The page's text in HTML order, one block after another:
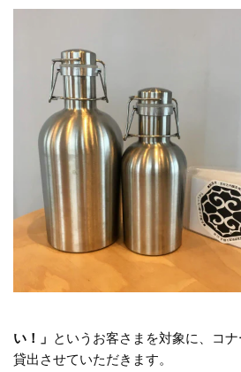
い！」 というお客さまを対象に、コ
貸出させていただきます。